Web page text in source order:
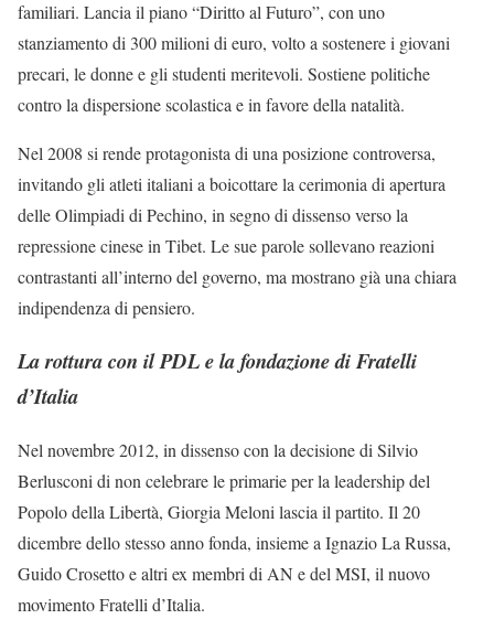
familiari. Lancia il piano “Diritto al Futuro”, con uno
stanziamento di 300 milioni di euro, volto a sostenere i giovani
precari, le donne e gli studenti meritevoli. Sostiene politiche
contro la dispersione scolastica e in favore della natalità.
Nel 2008 si rende protagonista di una posizione controversa,
invitando gli atleti italiani a boicottare la cerimonia di apertura
delle Olimpiadi di Pechino, in segno di dissenso verso la
repressione cinese in Tibet. Le sue parole sollevano reazioni
contrastanti all’interno del governo, ma mostrano già una chiara
indipendenza di pensiero.
La rottura con il PDL e la fondazione di Fratelli
d’Italia
Nel novembre 2012, in dissenso con la decisione di Silvio
Berlusconi di non celebrare le primarie per la leadership del
Popolo della Libertà, Giorgia Meloni lascia il partito. Il 20
dicembre dello stesso anno fonda, insieme a Ignazio La Russa,
Guido Crosetto e altri ex membri di AN e del MSI, il nuovo
movimento Fratelli d’Italia.